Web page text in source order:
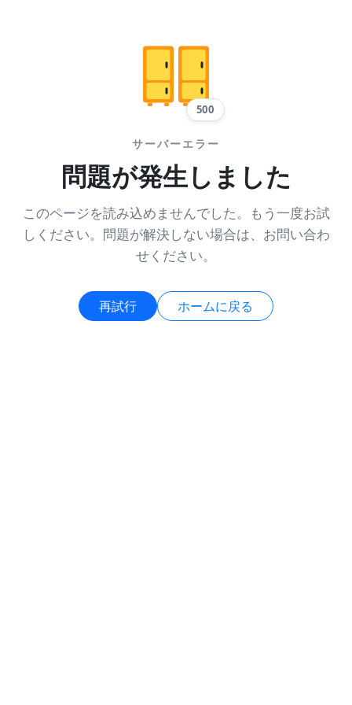
500
サーバーエラー
問題が発生しました
このページを読み込めませんでした。もう一度お試
しください。問題が解決しない場合は、お問い合わ
せください。
再試行 ホームに戻る